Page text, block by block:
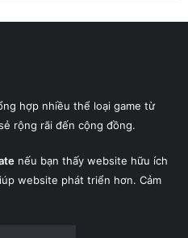
hợp nhiều thể loại game từ
rộng rãi đến cộng đồng.
nếu bạn thấy website hữu ích
website phát triển hơn. Cảm